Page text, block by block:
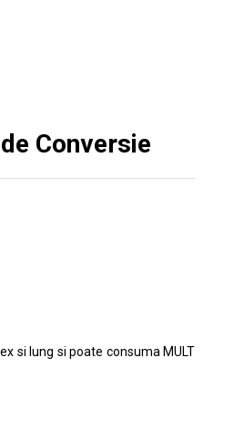
Conversie
si lung si poate consuma MULT